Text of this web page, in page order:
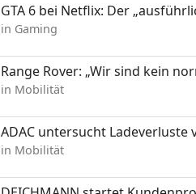
GTA 6 bei Netflix: Der
in Gaming
Range Rover: „Wir sind kein
in Mobilität
ADAC untersucht Ladeverluste
in Mobilität